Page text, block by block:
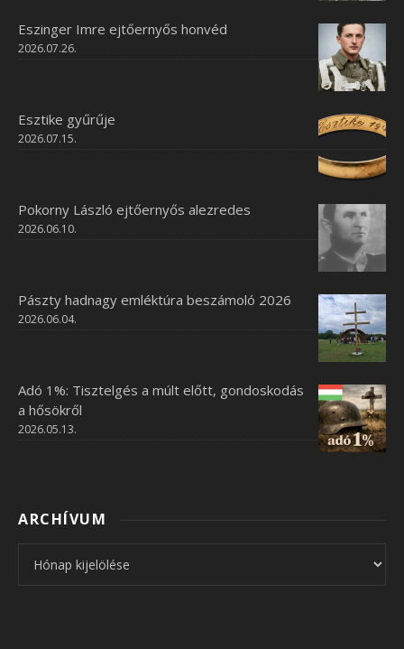
Eszinger Imre ejtőernyős honvéd
2026.07.26.
Esztike gyűrűje
2026.07.15.
Pokorny László ejtőernyős alezredes
2026.06.10.
Pászty hadnagy emléktúra beszámoló 2026
2026.06.04.
Adó 1%: Tisztelgés a múlt előtt, gondoskodás
a hősökről
2026.05.13.
ARCHÍVUM